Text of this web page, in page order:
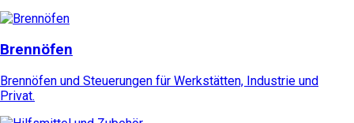
Brennöfen
Brennöfen und Steuerungen für Werkstätten, Industrie und
Privat.